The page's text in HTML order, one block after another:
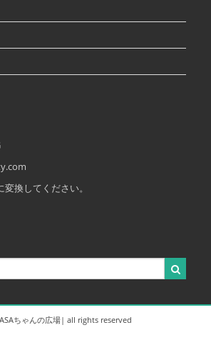
換してください。
ちゃんの広場| all rights reserved